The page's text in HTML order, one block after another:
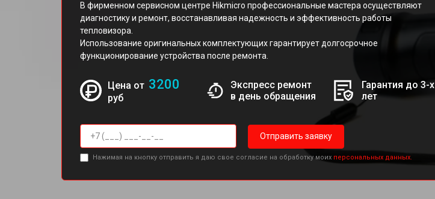
В фирменном сервисном центре Hikmicro профессиональные мастера осуществляют
диагностику и ремонт, восстанавливая надежность и эффективность работы
тепловизора.
Использование оригинальных комплектующих гарантирует долгосрочное
функционирование устройства после ремонта.
Цена от 3200
руб
Экспресс ремонт
в день обращения
Гарантия до 3-х
лет
Отправить заявку
Нажимая на кнопку отправить я даю свое согласие на обработку моих персональных данных.